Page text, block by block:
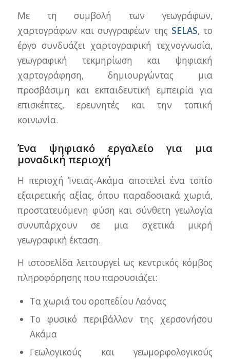
Με τη συμβολή των γεωγράφων,
χαρτογράφων και συγγραφέων της SELAS, το
έργο συνδυάζει χαρτογραφική τεχνογνωσία,
γεωγραφική τεκμηρίωση και ψηφιακή
χαρτογράφηση, δημιουργώντας μια
προσβάσιμη και εκπαιδευτική εμπειρία για
επισκέπτες, ερευνητές και την τοπική
κοινωνία.
Ένα ψηφιακό εργαλείο για μια
μοναδική περιοχή
Η περιοχή Ίνειας-Ακάμα αποτελεί ένα τοπίο
εξαιρετικής αξίας, όπου παραδοσιακά χωριά,
προστατευόμενη φύση και σύνθετη γεωλογία
συνυπάρχουν σε μια σχετικά μικρή
γεωγραφική έκταση.
Η ιστοσελίδα λειτουργεί ως κεντρικός κόμβος
πληροφόρησης που παρουσιάζει:
Τα χωριά του οροπεδίου Λαόνας
Το φυσικό περιβάλλον της χερσονήσου
Ακάμα
Γεωλογικούς και γεωμορφολογικούς